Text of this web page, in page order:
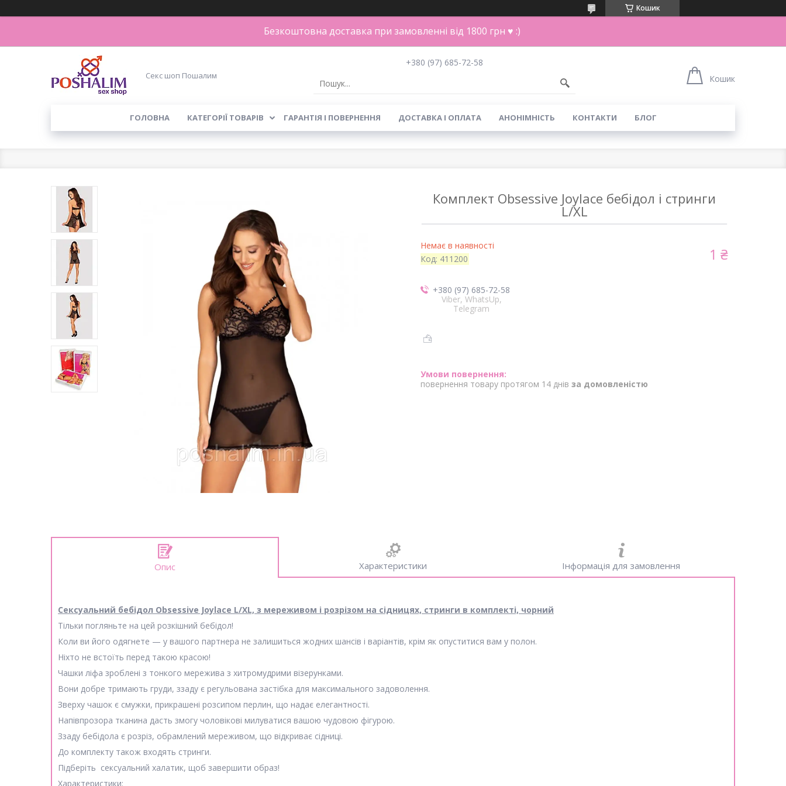
Кошик
Безкоштовна доставка при замовленні від 1800 грн ♥ :)
Секс шоп Пошалим
+380 (97) 685-72-58
Кошик
ГОЛОВНА КАТЕГОРІЇ ТОВАРІВ ГАРАНТІЯ І ПОВЕРНЕННЯ ДОСТАВКА І ОПЛАТА АНОНІМНІСТЬ КОНТАКТИ БЛОГ
Комплект Obsessive Joylace бебідол і стринги
L/XL
Немає в наявності
Код: 411200 1 ₴
+380 (97) 685-72-58
Viber, WhatsUp,
Telegram
повернення товару протягом 14 днів за домовленістю
Опис Характеристики Інформація для замовлення
Сексуальний бебідол Obsessive Joylace L/XL, з мереживом і розрізом на сідницях, стринги в комплекті, чорний
Тільки погляньте на цей розкішний бебідол!
Коли ви його одягнете — у вашого партнера не залишиться жодних шансів і варіантів, крім як опуститися вам у полон.
Ніхто не встоїть перед такою красою!
Чашки ліфа зроблені з тонкого мережива з хитромудрими візерунками.
Вони добре тримають груди, ззаду є регульована застібка для максимального задоволення.
Зверху чашок є смужки, прикрашені розсипом перлин, що надає елегантності.
Напівпрозора тканина дасть змогу чоловікові милуватися вашою чудовою фігурою.
Ззаду бебідола є розріз, обрамлений мереживом, що відкриває сідниці.
До комплекту також входять стринги.
Підберіть сексуальний халатик, щоб завершити образ!
Характеристики: